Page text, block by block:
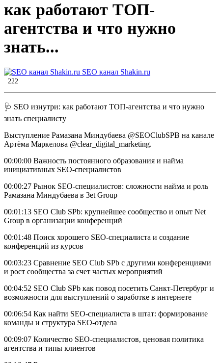
как работают ТОП-
агентства и что нужно
знать...
SEO канал Shakin.ru
222
🩺 SEO изнутри: как работают ТОП-агентства и что нужно
знать специалисту
Выступление Рамазана Миндубаева @SEOClubSPB на канале
Артёма Маркелова @clear_digital_marketing.
00:00:00 Важность постоянного образования и найма
инициативных SEO-специалистов
00:00:27 Рынок SEO-специалистов: сложности найма и роль
Рамазана Миндубаева в 3et Group
00:01:13 SEO Club SPb: крупнейшее сообщество и опыт Net
Group в организации конференций
00:01:48 Поиск хорошего SEO-специалиста и создание
конференций из курсов
00:03:23 Сравнение SEO Club SPb с другими конференциями
и рост сообщества за счет частых мероприятий
00:04:52 SEO Club SPb как повод посетить Санкт-Петербург и
возможности для выступлений о заработке в интернете
00:06:54 Как найти SEO-специалиста в штат: формирование
команды и структура SEO-отдела
00:09:07 Количество SEO-специалистов, ценовая политика
агентства и типы клиентов